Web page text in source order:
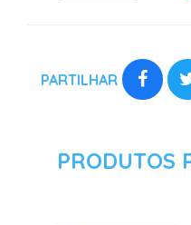
PARTILHAR
PRODUTOS